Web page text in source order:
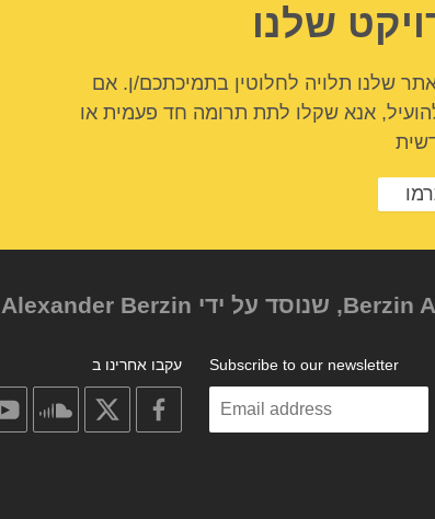
שלנו
שלנו תלויה לחלוטין בתמיכתכם/ן. אם
אנא שקלו לתת תרומה חד פעמית או
עקבו אחרינו ב
facebook
Subscribe to our newsletter
Enter